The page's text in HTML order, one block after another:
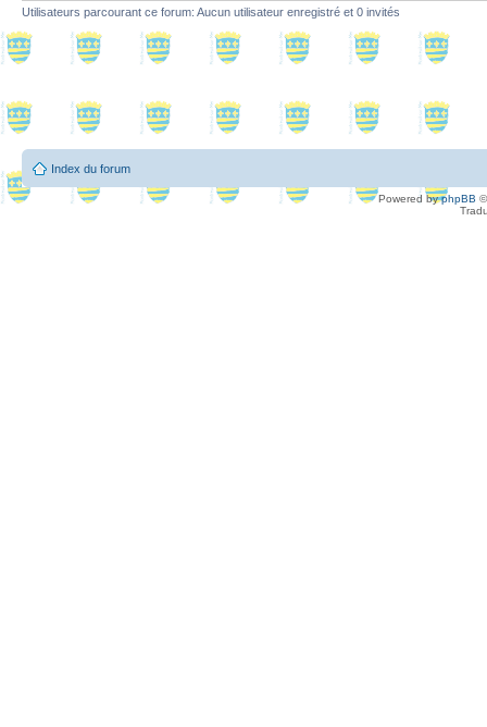
Utilisateurs parcourant ce forum: Aucun utilisateur enregistré et 0 invités
Index du forum
Powered byphpBB